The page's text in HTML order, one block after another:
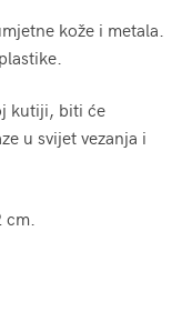
kože i metala.
kutiji, biti će
u svijet vezanja i